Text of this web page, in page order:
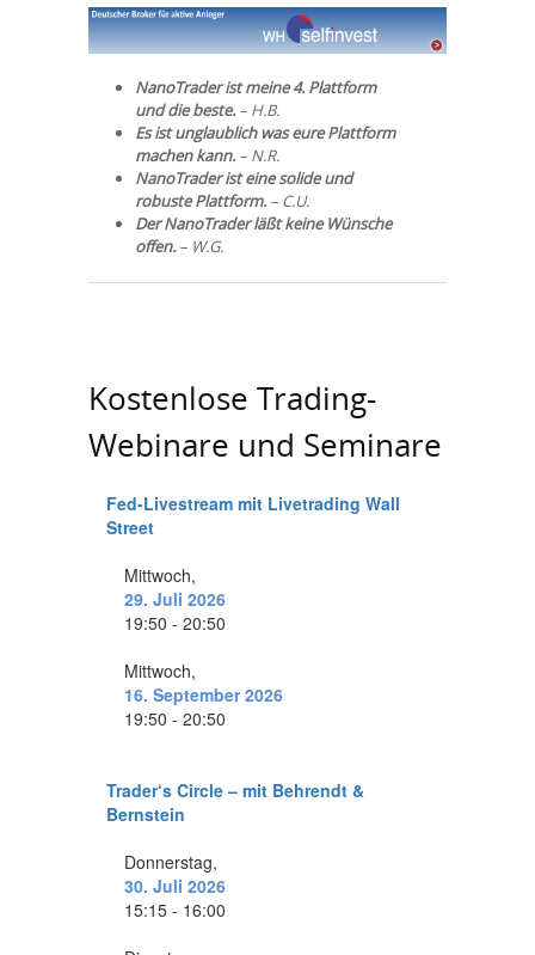
NanoTrader ist meine 4. Plattform
und die beste. – H.B.
Es ist unglaublich was eure Plattform
machen kann. – N.R.
NanoTrader ist eine solide und
robuste Plattform. – C.U.
Der NanoTrader läßt keine Wünsche
offen. – W.G.
Kostenlose Trading-
Webinare und Seminare